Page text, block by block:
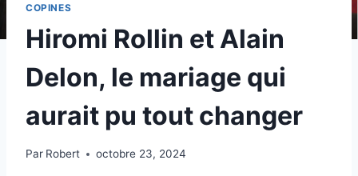
COPINES
Hiromi Rollin et Alain
Delon, le mariage qui
aurait pu tout changer
Par Robert octobre 23, 2024